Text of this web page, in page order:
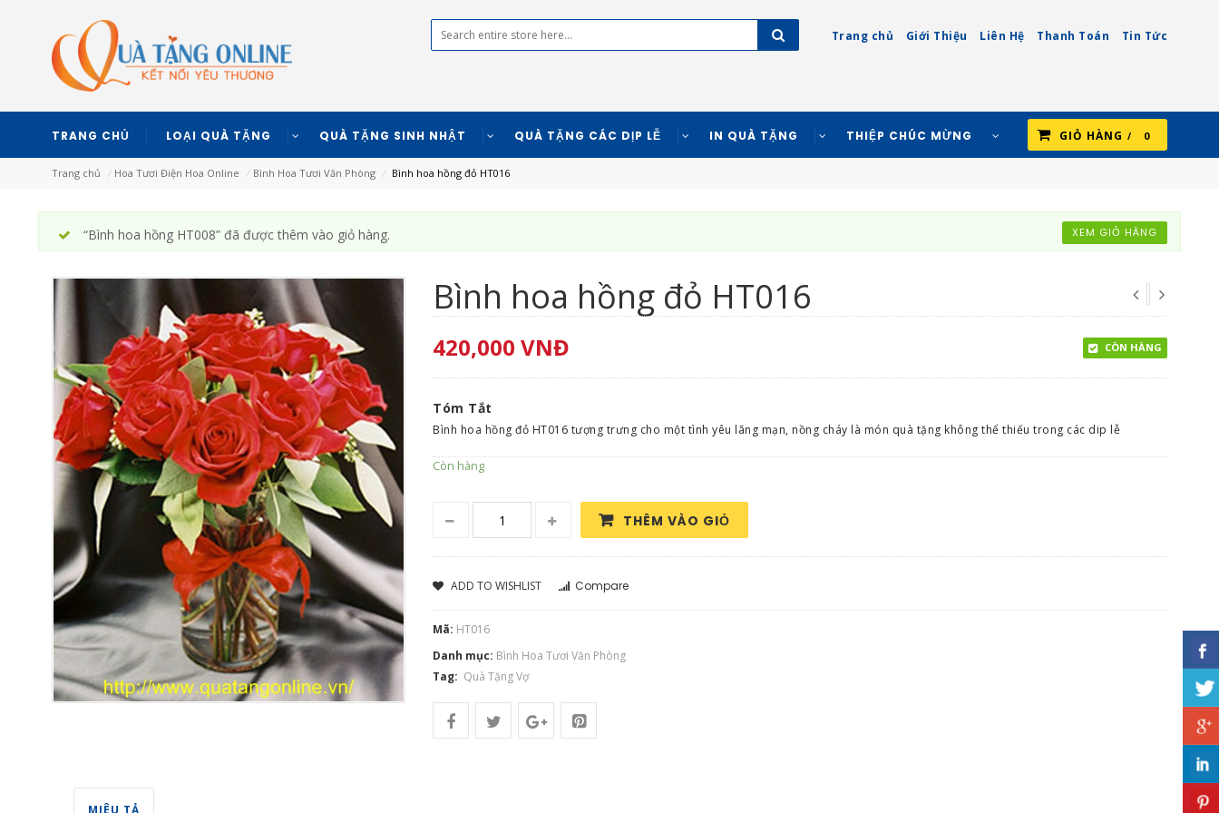
Trang chủ Giới Thiệu Liên Hệ Thanh Toán Tin Tức
TRANG CHỦ LOẠI QUÀ TẶNG QUÀ TẶNG SINH NHẬT QUÀ TẶNG CÁC DỊP LỄ IN QUÀ TẶNG THIỆP CHÚC MỪNG GIỎ HÀNG 0
Trang chủ ⁄ Hoa Tươi Điện Hoa Online ⁄ Bình Hoa Tươi Văn Phòng ⁄ Bình hoa hồng đỏ HT016
XEM GIỎ HÀNG
“Bình hoa hồng HT008” đã được thêm vào giỏ hàng.
Bình hoa hồng đỏ HT016
420,000 VNĐ CÒN HÀNG
Tóm Tắt
Bình hoa hồng đỏ HT016 tượng trưng cho một tình yêu lãng mạn, nồng cháy là món quà tặng không thể thiếu trong các dip lễ
Còn hàng
THÊM VÀO GIỎ
ADD TO WISHLIST Compare
Mã: HT016
Danh mục: Bình Hoa Tươi Văn Phòng
Tag: Quà Tặng Vợ